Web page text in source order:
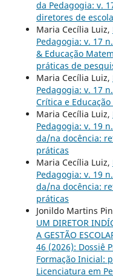
da Pedagogia: v.
diretores de
Maria Cecília Luiz,
Pedagogia: v. 17
& Educação
práticas de
Maria Cecília Luiz,
Pedagogia: v. 17
Crítica e
Maria Cecília Luiz,
Pedagogia: v. 19
da/na docência:
práticas
Maria Cecília Luiz,
Pedagogia: v. 19
da/na docência:
práticas
Jonildo Martins
UM DIRETOR
A GESTÃO
46 (2026): Dossiê
Formação Inicial:
Licenciatura em